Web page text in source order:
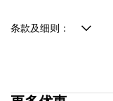
条款及细则：